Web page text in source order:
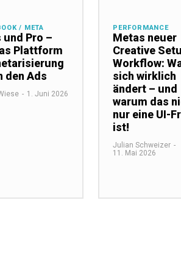
/ META
und Pro –
Plattform
den Ads
- 1. Juni 2026
PERFORMANCE
Metas neuer
Creative
Workflow:
sich wirklich
ändert – und
warum das
nur eine UI-
ist!
Julian Schweizer -
11. Mai 2026